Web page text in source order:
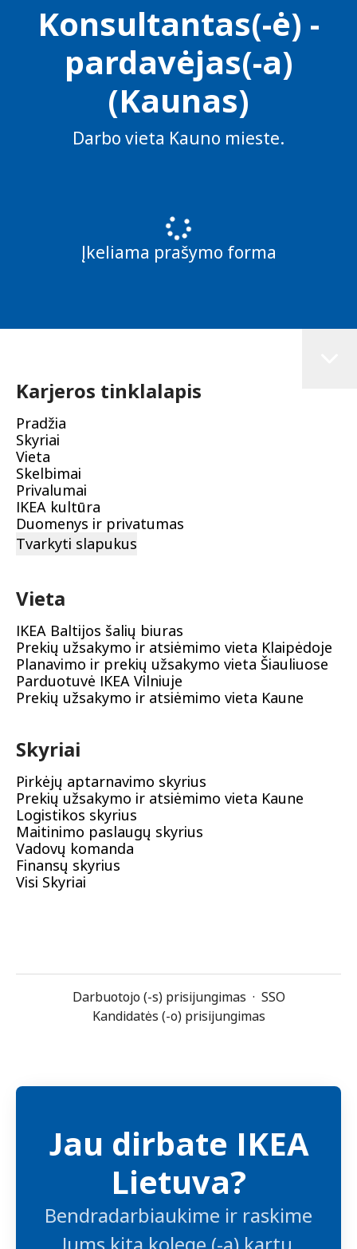
Konsultantas(-ė) -
pardavėjas(-a)
(Kaunas)
Darbo vieta Kauno mieste.
Įkeliama prašymo forma
Karjeros tinklalapis
Pradžia
Skyriai
Vieta
Skelbimai
Privalumai
IKEA kultūra
Duomenys ir privatumas
Tvarkyti slapukus
Vieta
IKEA Baltijos šalių biuras
Prekių užsakymo ir atsiėmimo vieta Klaipėdoje
Planavimo ir prekių užsakymo vieta Šiauliuose
Parduotuvė IKEA Vilniuje
Prekių užsakymo ir atsiėmimo vieta Kaune
Skyriai
Pirkėjų aptarnavimo skyrius
Prekių užsakymo ir atsiėmimo vieta Kaune
Logistikos skyrius
Maitinimo paslaugų skyrius
Vadovų komanda
Finansų skyrius
Visi Skyriai
Darbuotojo (-s) prisijungimas · SSO
Kandidatės (-o) prisijungimas
Jau dirbate IKEA
Lietuva?
Bendradarbiaukime ir raskime